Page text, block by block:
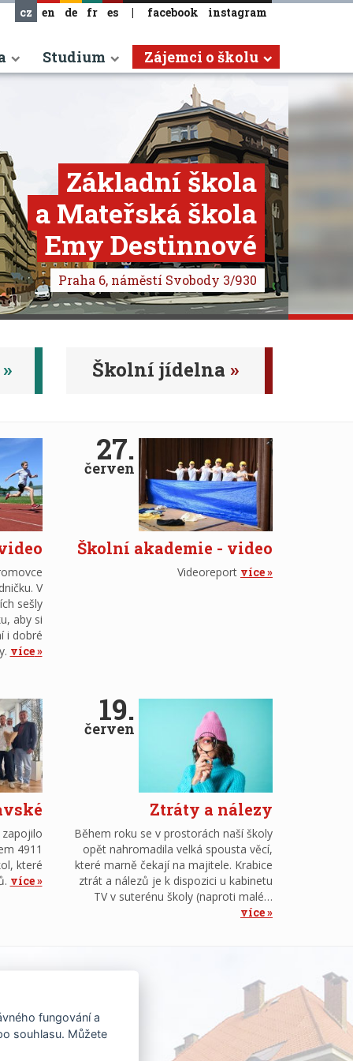
cz en de fr es | facebook instagram
Studium Zájemci o školu
Základní škola
a Mateřská škola
Emy Destinnové
Praha 6, náměstí Svobody 3/930
Školní jídelna
V
sešly
aby si
i dobré
více
27.
červen
Školní akademie - video
Videoreport více
4911
které
více
19.
červen
Ztráty a nálezy
Během roku se v prostorách naší školy
opět nahromadila velká spousta věcí,
které marně čekají na majitele. Krabice
ztrát a nálezů je k dispozici u kabinetu
TV v suterénu školy (naproti malé…
více
fungování a
souhlasu. Můžete